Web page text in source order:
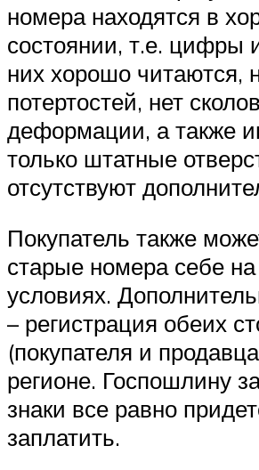
номера находятся в
состоянии, т.е. цифры
них хорошо читаются,
потертостей, нет
деформации, а также
только штатные
отсутствуют
Покупатель также
старые номера себе
условиях.
– регистрация обеих
(покупателя и
регионе. Госпошлину
знаки все равно
заплатить.